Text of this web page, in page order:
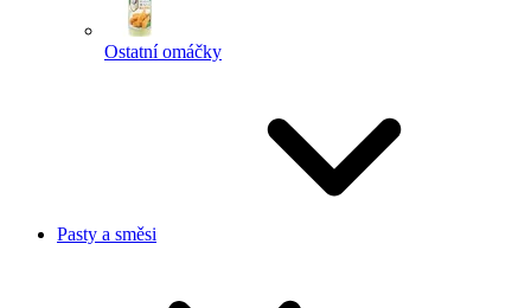
Ostatní omáčky
Pasty a směsi